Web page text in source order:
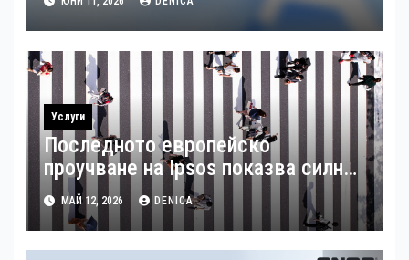
езика
Услуги
Последното европейско
проучване на Ipsos показва силна
подкрепа за гъвкавата заетост и
местния бизнес в България
МАЙ 12, 2026 DENICA